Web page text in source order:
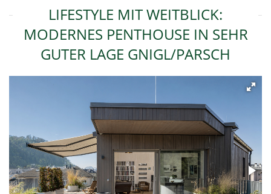
LIFESTYLE MIT WEITBLICK:
MODERNES PENTHOUSE IN SEHR
GUTER LAGE GNIGL/PARSCH